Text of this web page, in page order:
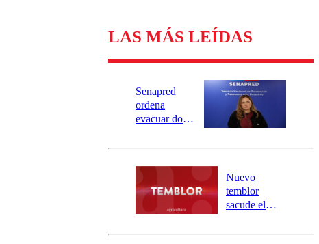
LAS MÁS LEÍDAS
Senapred
ordena
evacuar dos
Carahue por
río Damas:
activa
mensajería
SAE
Nuevo
temblor
sacude el
revisa la